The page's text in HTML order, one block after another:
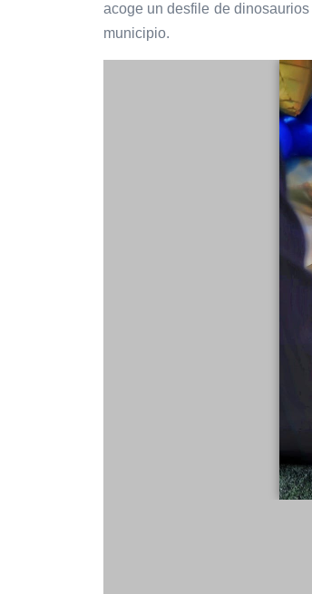
acoge un desfile de
municipio.